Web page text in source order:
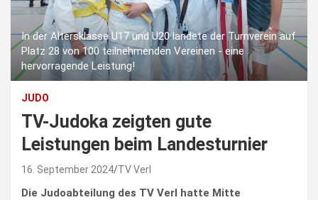
In der Altersklasse U17 und U20 landete der Turnverein auf
Platz 28 von 100 teilnehmenden Vereinen - eine
hervorragende Leistung!
JUDO
TV-Judoka zeigten gute
Leistungen beim Landesturnier
16. September 2024 TV Verl
Die Judoabteilung des TV Verl hatte Mitte